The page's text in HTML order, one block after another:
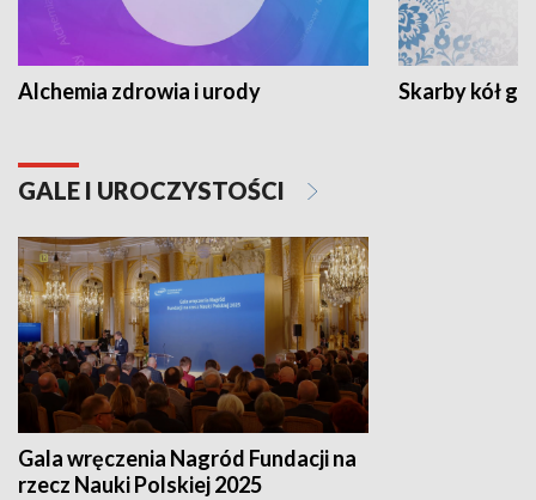
Alchemia zdrowia i urody Skarby kół
GALE I UROCZYSTOŚCI
Gala wręczenia Nagród Fundacji na
rzecz Nauki Polskiej 2025